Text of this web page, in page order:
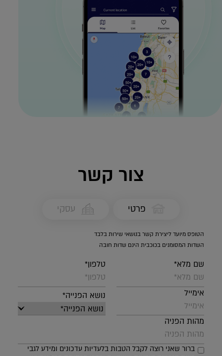
צור קשר
פרטי עסקי
הטופס מיועד ליצירת קשר בנושאי שירות בלבד
השדות המסומנים בכוכבית הינם שדות חובה
שם מלא* טלפון*
אימייל נושא הפנייה*
מהות הפניה
ברור שאני רוצה לקבל הטבות בלעדיות עדכונים ומידע לגבי